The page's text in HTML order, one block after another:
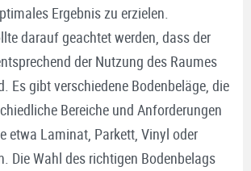
Ergebnis zu erzielen.
darauf geachtet werden, dass der
der Nutzung des Raumes
Es gibt verschiedene Bodenbeläge, die
Bereiche und Anforderungen
etwa Laminat, Parkett, Vinyl oder
Die Wahl des richtigen Bodenbelags